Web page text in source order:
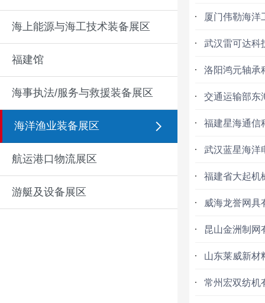
海上能源与海工技术装备展区
福建馆
海事执法/服务与救援装备展区
海洋渔业装备展区
航运港口物流展区
游艇及设备展区
厦门伟勒海洋
武汉雷可达科
洛阳鸿元轴承
交通运输部东
福建星海通信
武汉蓝星海洋
福建省大起机
威海龙誉网具
昆山金洲制网
山东莱威新材
常州宏双纺机